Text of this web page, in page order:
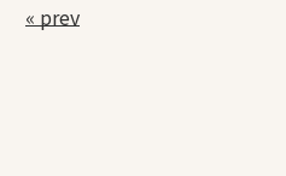
« prev